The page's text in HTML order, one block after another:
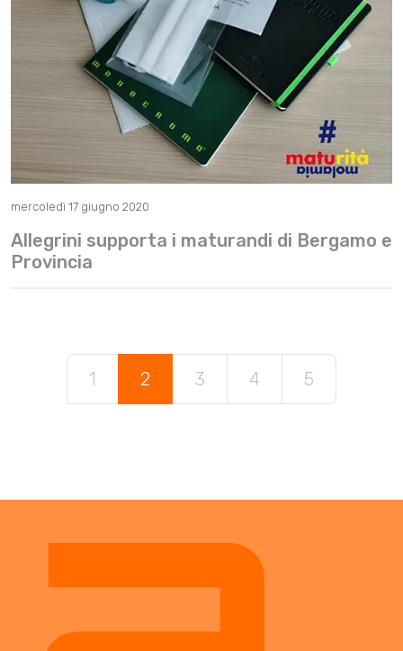
mercoledì 17 giugno 2020
Allegrini supporta i maturandi di Bergamo e
Provincia
1 2 3 4 5